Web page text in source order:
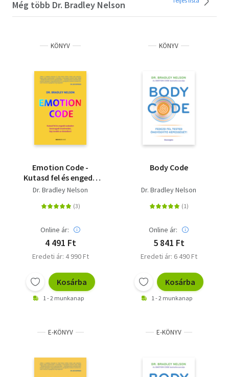
Még több Dr. Bradley Nelson
KÖNYV
Emotion Code -
Kutasd fel és engedd
szabadon bennragadt
tovább az életedben!
Dr. Bradley Nelson
Online ár:
4 491 Ft
Eredeti ár: 4 990 Ft
Kosárba
1 - 2 munkanap
KÖNYV
Body Code
Dr. Bradley Nelson
Online ár:
5 841 Ft
Eredeti ár: 6 490 Ft
Kosárba
1 - 2 munkanap
E-KÖNYV E-KÖNYV